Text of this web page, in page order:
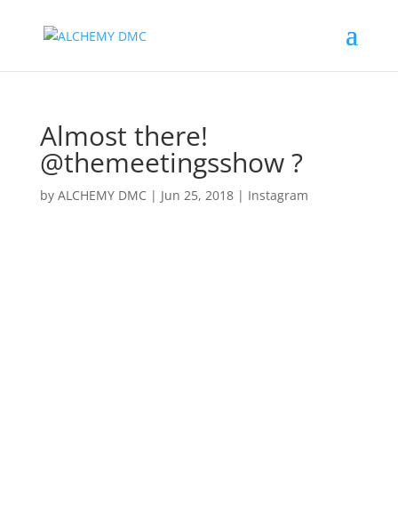
Almost there!
@themeetingsshow ?
by ALCHEMY DMC | Jun 25, 2018| Instagram